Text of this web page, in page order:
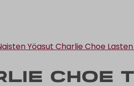
Yöasut Charlie Choe
Choe